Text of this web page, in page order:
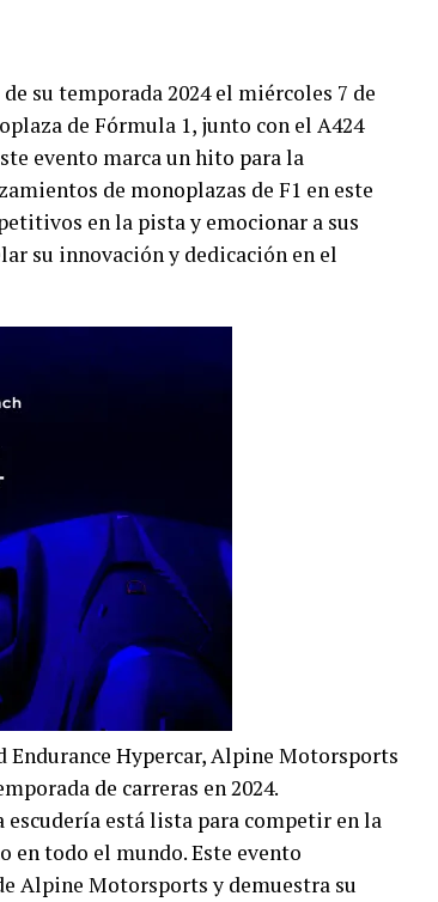
su temporada 2024 el miércoles 7 de
de Fórmula 1, junto con el A424
evento marca un hito para la
de monoplazas de F1 en este
en la pista y emocionar a sus
su innovación y dedicación en el
Endurance Hypercar, Alpine Motorsports
de carreras en 2024.
está lista para competir en la
todo el mundo. Este evento
Alpine Motorsports y demuestra su